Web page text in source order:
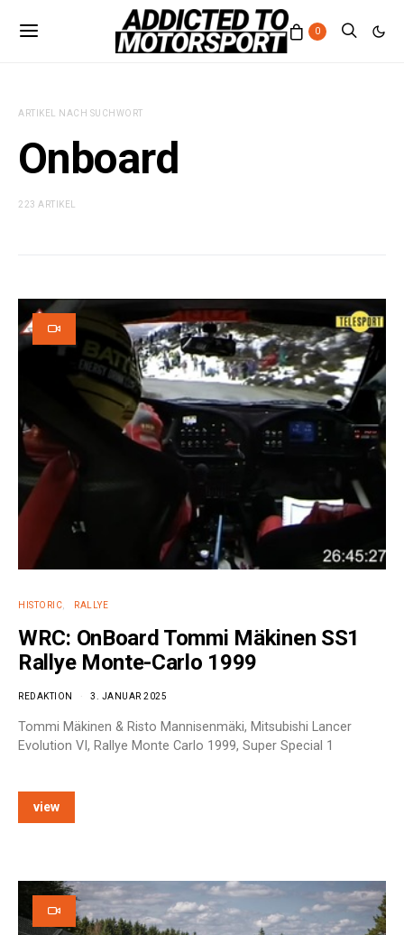
0
ARTIKEL NACH SUCHWORT
Onboard
223 ARTIKEL
HISTORIC RALLYE
WRC: OnBoard Tommi Mäkinen SS1
Rallye Monte-Carlo 1999
REDAKTION 3. JANUAR 2025
Tommi Mäkinen & Risto Mannisenmäki, Mitsubishi Lancer
Evolution VI, Rallye Monte Carlo 1999, Super Special 1
view